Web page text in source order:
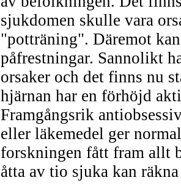
sjukdomen skulle vara
"potträning". Däremot
påfrestningar. Sannolikt
orsaker och det finns nu
hjärnan har en förhöjd
Framgångsrik
eller läkemedel ger
forskningen fått fram allt
åtta av tio sjuka kan